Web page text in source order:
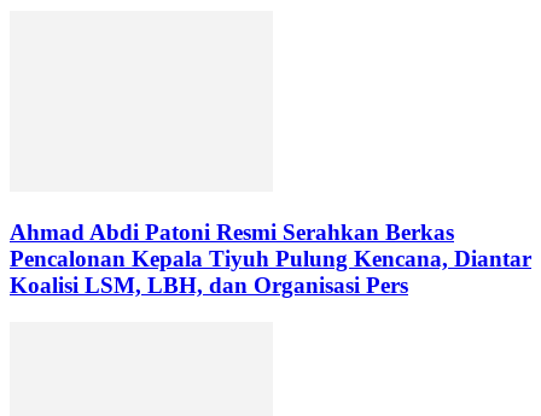
Ahmad Abdi Patoni Resmi Serahkan Berkas
Pencalonan Kepala Tiyuh Pulung Kencana, Diantar
Koalisi LSM, LBH, dan Organisasi Pers